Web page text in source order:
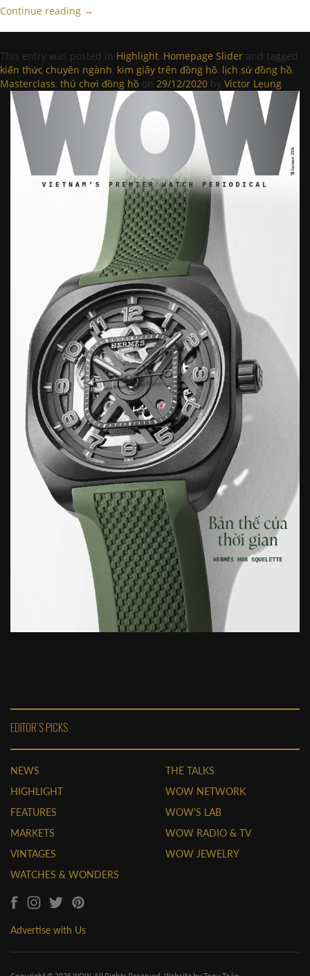
Continue reading →
This entry was posted in Highlight, Homepage Slider and tagged
kiến thức chuyên ngành, kim giây trên đồng hồ, lịch sử đồng hồ,
Masterclass, thú chơi đồng hồ on 29/12/2020 by Victor Leung.
EDITOR'S PICKS
NEWS
HIGHLIGHT
FEATURES
MARKETS
VINTAGES
WATCHES & WONDERS
THE TALKS
WOW NETWORK
WOW'S LAB
WOW RADIO & TV
WOW JEWELRY
Advertise with Us